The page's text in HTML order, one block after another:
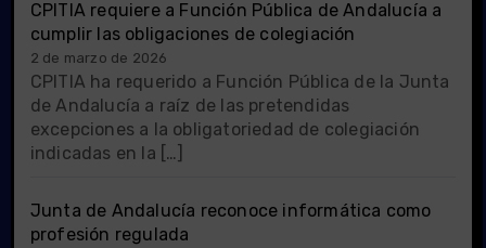
CPITIA requiere a Función Pública de Andalucía a
cumplir las obligaciones de colegiación
2 de marzo de 2026
CPITIA ha requerido a Función Pública de la Junta
de Andalucía a raíz de las pretendidas
excepciones a la obligatoriedad de colegiación
indicadas en la […]
Junta de Andalucía reconoce informática como
profesión regulada